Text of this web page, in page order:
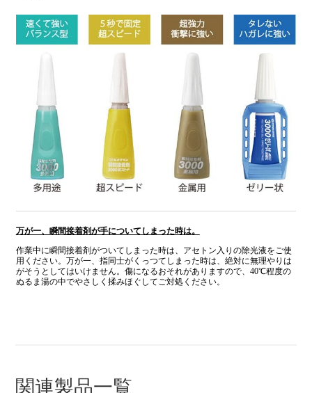
万が一、瞬間接着剤が手についてしまった時は。
作業中に瞬間接着剤がついてしまった時は、アセトン入りの除光液をご使
用ください。万が一、指同士がくっつてしまった時は、絶対に無理やりは
がそうとしてはいけません。傷になるおそれがありますので、40℃程度の
ぬるま湯の中でやさしく揉みほぐしてご対処ください。
関連製品一覧